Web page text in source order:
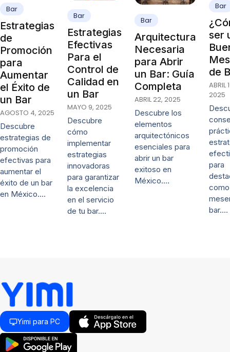
Bar
Estrategias
de
Promoción
para
Aumentar
el Éxito de
un Bar
AGOSTO 4, 2025
Descubre
estrategias de
promoción
efectivas para
aumentar el
éxito de un bar
en México.…
Bar
Estrategias
Efectivas
Para el
Control de
Calidad en
un Bar
MAYO 9, 2025
Descubre
cómo
implementar
estrategias
innovadoras
para garantizar
la excelencia
en el servicio
de tu bar.…
Bar
Arquitectura
Necesaria
para Abrir
un Bar: Guía
Completa
ABRIL 22, 2025
Descubre los
elementos
arquitectónicos
esenciales para
abrir un bar
exitoso en
México.…
Bar
ser
de
ABRIL
2025
para
como
bar.…
Yimi para PC